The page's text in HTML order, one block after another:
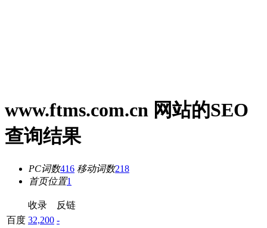
www.ftms.com.cn 网站的SEO
查询结果
PC词数416 移动词数218
首页位置1
收录
反链
百度 32,200 -